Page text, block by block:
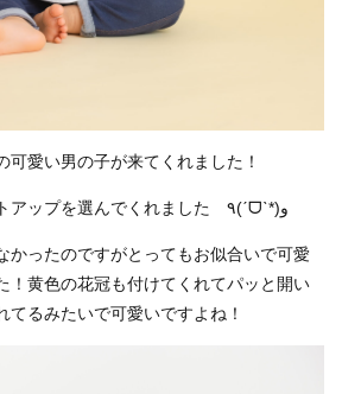
可愛い男の子が来てくれました！
衣装はカーキーのセットアップを選んでくれました ٩(ˊᗜˋ*)و
かったのですがとってもお似合いで可愛
！黄色の花冠も付けてくれてパッと開い
てるみたいで可愛いですよね！